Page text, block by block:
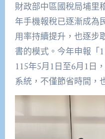
財政部中區國稅局埔里
年手機報稅已逐漸成為
用率持續提升，也逐步
書的模式。今年申報「
115年5月1日至6月1日
系統，不僅節省時間，